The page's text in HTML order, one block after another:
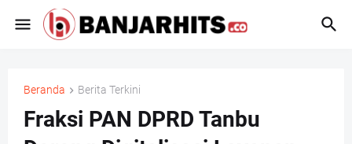
Beranda Berita Terkini
Fraksi PAN DPRD Tanbu